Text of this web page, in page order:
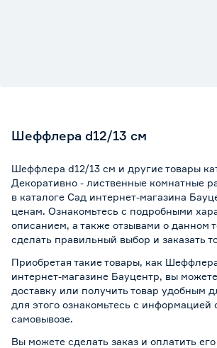
Шеффлера d12/13 см
Шеффлера d12/13 см и другие товары
Декоративно - лиственные комнатные
в каталоге Сад интернет-магазина
ценам. Ознакомьтесь с подробными
описанием, а также отзывами о данном
сделать правильный выбор и заказать
Приобретая такие товары, как
интернет-магазине Бауцентр, вы
доставку или получить товар удобным
для этого ознакомьтесь с информацией
самовывозе.
Вы можете сделать заказ и оплатить